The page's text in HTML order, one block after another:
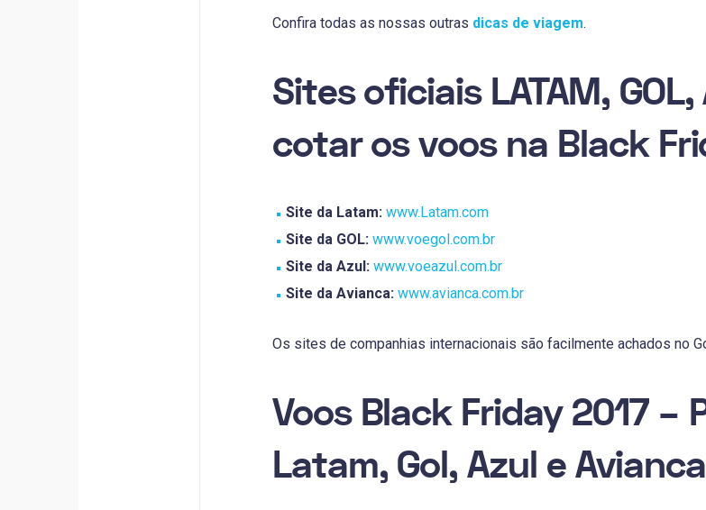
Confira todas as nossas outras dicas de viagem.
Sites oficiais LATAM, GOL,
cotar os voos na Black
Site da Latam: www.Latam.com
Site da GOL: www.voegol.com.br
Site da Azul: www.voeazul.com.br
Site da Avianca: www.avianca.com.br
Os sites de companhias internacionais são facilmente achados no
Voos Black Friday 2017 –
Latam, Gol, Azul e